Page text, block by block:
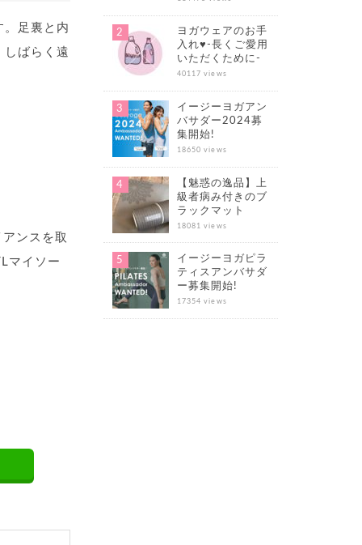
足裏と内
ばらく遠
ンスを取
マイソー
ヨガウェアのお手
入れ♥-長くご愛用
いただくために-
40117 views
イージーヨガアン
バサダー2024募
集開始!
18650 views
【魅惑の逸品】上
級者病み付きのブ
ラックマット
18081 views
イージーヨガピラ
ティスアンバサダ
ー募集開始!
17354 views